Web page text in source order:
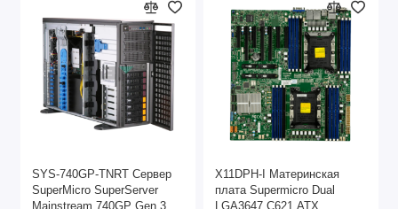
SYS-740GP-TNRT Сервер
SuperMicro SuperServer
Mainstream 740GP Gen 3
X11DPH-I Материнская
плата Supermicro Dual
LGA3647 C621 ATX